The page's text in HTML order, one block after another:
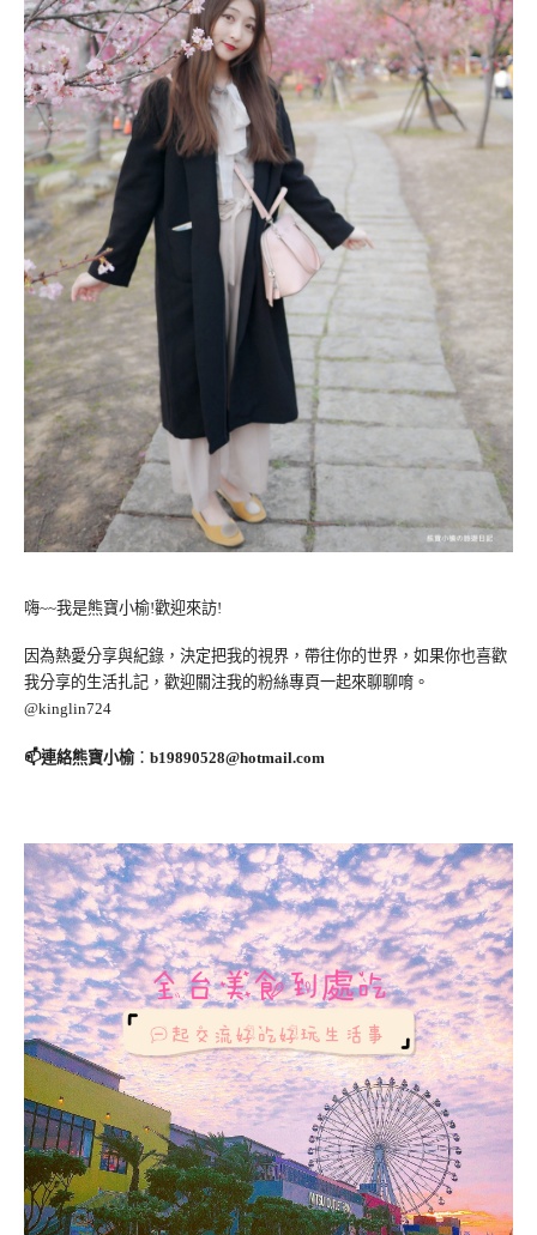
嗨~~我是熊寶小榆!歡迎來訪!
因為熱愛分享與紀錄，決定把我的視界，帶往你的世界，如果你也喜歡
我分享的生活扎記，歡迎關注我的粉絲專頁一起來聊聊唷。
@kinglin724
📫連絡熊寶小榆： b19890528@hotmail.com